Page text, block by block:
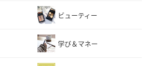
ビューティー
学び＆マネー